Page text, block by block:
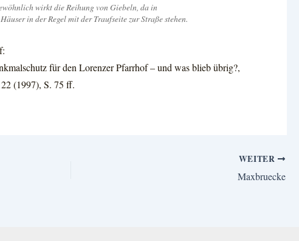
wirkt die Reihung von Giebeln, da in
in der Regel mit der Traufseite zur Straße stehen.
für den Lorenzer Pfarrhof – und was blieb übrig?,
(1997), S. 75 ff.
WEITER
Maxbruecke